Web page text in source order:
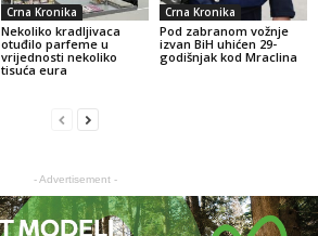
Crna Kronika
Nekoliko kradljivaca
otuđilo parfeme u
vrijednosti nekoliko
tisuća eura
Crna Kronika
Pod zabranom vožnje
izvan BiH uhićen 29-
godišnjak kod Mraclina
- Advertisement -